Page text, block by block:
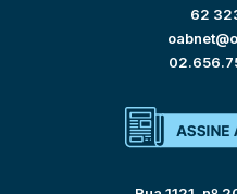
62